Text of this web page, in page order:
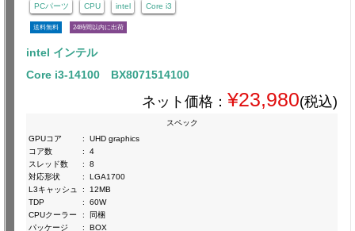
PCパーツ CPU intel Core i3
送料無料 24時間以内に出荷
intel インテル
Core i3-14100 BX8071514100
ネット価格： ¥23,980(税込)
スペック
GPUコア
:
UHD graphics
コア数
:
4
スレッド数
:
8
対応形状
:
LGA1700
L3キャッシュ
:
12MB
TDP
:
60W
CPUクーラー
:
同梱
パッケージ
: BOX